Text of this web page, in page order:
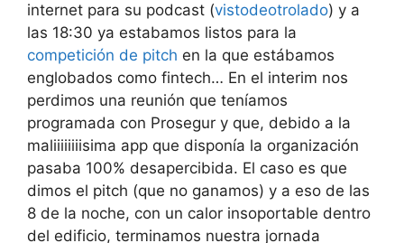
internet para su podcast (vistodeotrolado) y a
las 18:30 ya estabamos listos para la
competición de pitch en la que estábamos
englobados como fintech… En el interim nos
perdimos una reunión que teníamos
programada con Prosegur y que, debido a la
maliiiiiiiisima app que disponía la organización
pasaba 100% desapercibida. El caso es que
dimos el pitch (que no ganamos) y a eso de las
8 de la noche, con un calor insoportable dentro
del edificio, terminamos nuestra jornada